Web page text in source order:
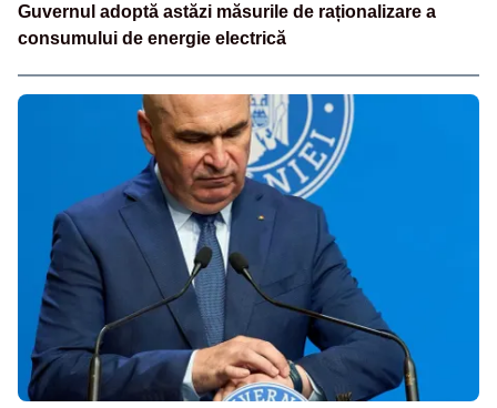
Guvernul adoptă astăzi măsurile de raționalizare a
consumului de energie electrică